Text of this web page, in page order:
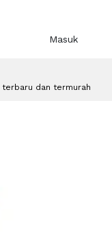
Masuk
terbaru dan termurah